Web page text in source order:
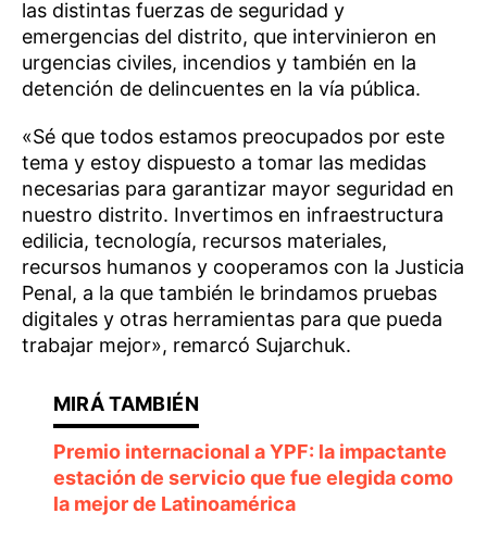
las distintas fuerzas de seguridad y
emergencias del distrito, que intervinieron en
urgencias civiles, incendios y también en la
detención de delincuentes en la vía pública.
«Sé que todos estamos preocupados por este
tema y estoy dispuesto a tomar las medidas
necesarias para garantizar mayor seguridad en
nuestro distrito. Invertimos en infraestructura
edilicia, tecnología, recursos materiales,
recursos humanos y cooperamos con la Justicia
Penal, a la que también le brindamos pruebas
digitales y otras herramientas para que pueda
trabajar mejor», remarcó Sujarchuk.
Premio internacional a YPF: la impactante
estación de servicio que fue elegida como
la mejor de Latinoamérica